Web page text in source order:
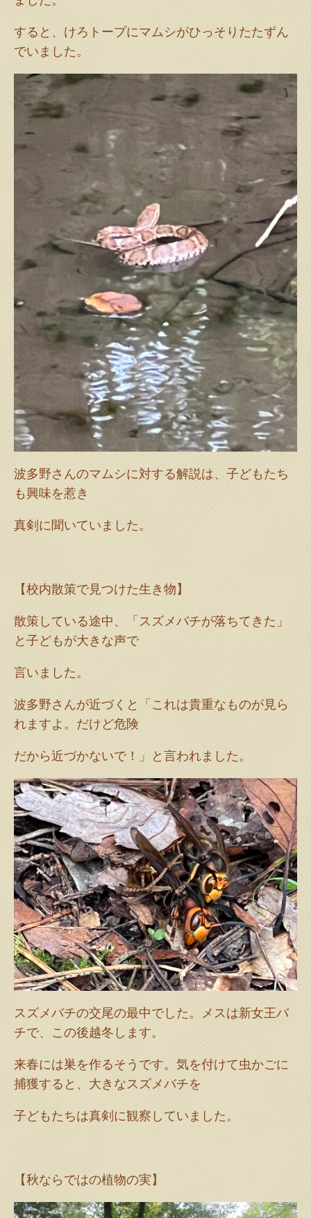
すると、けろトープにマムシがひっそりたたずん
でいました。
波多野さんのマムシに対する解説は、子どもたち
も興味を惹き
真剣に聞いていました。
【校内散策で見つけた生き物】
散策している途中、「スズメバチが落ちてきた」
と子どもが大きな声で
言いました。
波多野さんが近づくと「これは貴重なものが見ら
れますよ。だけど危険
だから近づかないで！」と言われました。
スズメバチの交尾の最中でした。メスは新女王バ
チで、この後越冬します。
来春には巣を作るそうです。気を付けて虫かごに
捕獲すると、大きなスズメバチを
子どもたちは真剣に観察していました。
【秋ならではの植物の実】